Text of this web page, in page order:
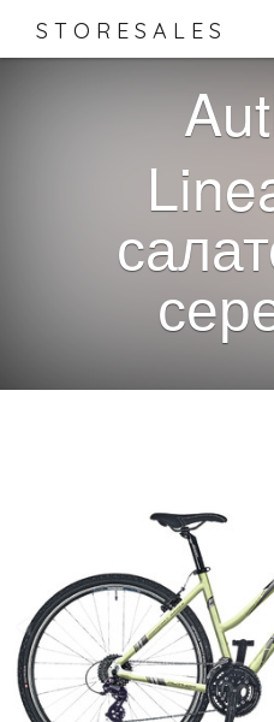
STORESALES